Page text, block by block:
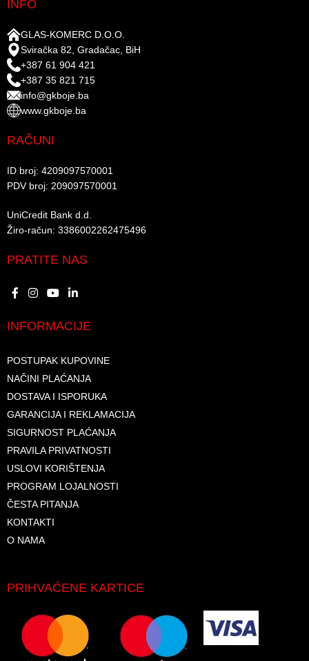
INFO
GLAS-KOMERC D.O.O.
Sviračka 82, Gradačac, BiH
+387 61 904 421
+387 35 821 715
info@gkboje.ba
www.gkboje.ba
RAČUNI
ID broj: 4209097570001​
PDV broj: 209097570001 ​
UniCredit Bank d.d.​
Žiro-račun: 3386002262475496​​
PRATITE NAS
INFORMACIJE
POSTUPAK KUPOVINE
NAČINI PLAĆANJA
DOSTAVA I ISPORUKA
GARANCIJA I REKLAMACIJA
SIGURNOST PLAĆANJA
PRAVILA PRIVATNOSTI
USLOVI KORIŠTENJA
PROGRAM LOJALNOSTI
ČESTA PITANJA
KONTAKTI
O NAMA
PRIHVAĆENE KARTICE